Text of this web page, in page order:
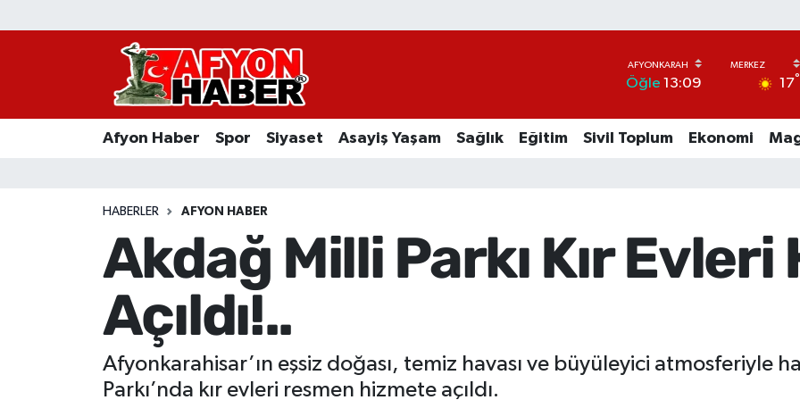
Öğle 13:09 17°
Afyon Haber Spor Siyaset Asayiş Yaşam Sağlık Eğitim Sivil Toplum Ekonomi
HABERLER AFYON HABER
Akdağ Milli Parkı Kır
Açıldı!..
Afyonkarahisar’ın eşsiz doğası, temiz havası ve büyüleyici atmosferiyle
Parkı’nda kır evleri resmen hizmete açıldı.
Afyon Haber
Asayiş Yaşam
Ekonomi